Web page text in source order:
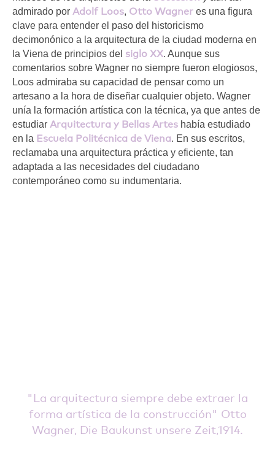
admirado por Adolf Loos, Otto Wagner es una figura
clave para entender el paso del historicismo
decimonónico a la arquitectura de la ciudad moderna en
la Viena de principios del siglo XX. Aunque sus
comentarios sobre Wagner no siempre fueron elogiosos,
Loos admiraba su capacidad de pensar como un
artesano a la hora de diseñar cualquier objeto. Wagner
unía la formación artística con la técnica, ya que antes de
estudiar Arquitectura y Bellas Artes había estudiado
en la Escuela Politécnica de Viena. En sus escritos,
reclamaba una arquitectura práctica y eficiente, tan
adaptada a las necesidades del ciudadano
contemporáneo como su indumentaria.
La arquitectura siempre debe extraer la
forma artística de la construcción
Otto
Wagner, Die Baukunst unsere Zeit,1914.